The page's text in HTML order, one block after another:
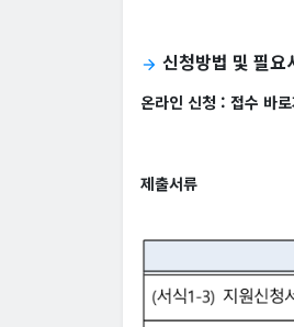
arrow_forward 신청방법 및 필요
온라인 신청 : 접수 바
제출서류